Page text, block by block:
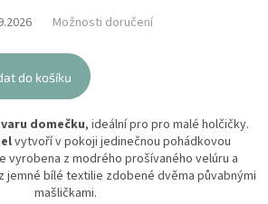
Možnosti doručení
do košíku
domečku, ideální pro pro malé holčičky.
vytvoří v pokoji jedinečnou pohádkovou
vyrobena z modrého prošívaného velúru a
jemné bílé textilie zdobené dvěma půvabnými
mašličkami.